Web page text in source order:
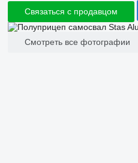
Связаться с продавцом
Смотреть все фотографии